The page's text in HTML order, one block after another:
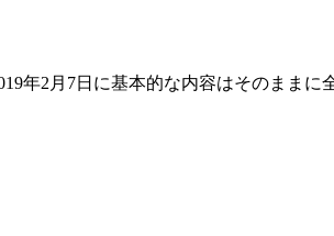
年2月7日に基本的な内容はそのままに